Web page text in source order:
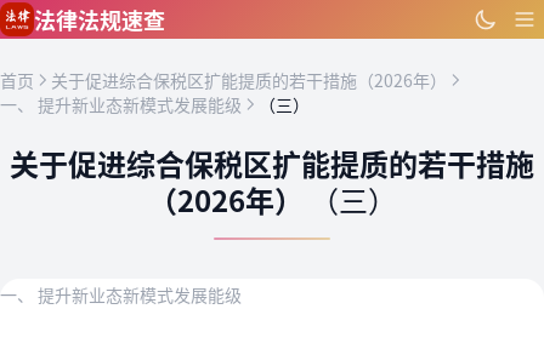
跳到主要内容
法律法规速查
首页
关于促进综合保税区扩能提质的若干措施（2026年）
一、 提升新业态新模式发展能级
（三）
关于促进综合保税区扩能提质的若干措施
（2026年）
（三）
一、 提升新业态新模式发展能级